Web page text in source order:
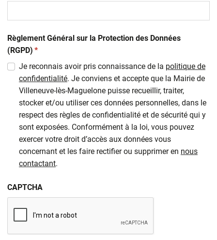
Règlement Général sur la Protection des Données
(RGPD) (obligatoire)
*
Je reconnais avoir pris connaissance de la politique de
confidentialité. Je conviens et accepte que la Mairie de
Villeneuve-lès-Maguelone puisse recueillir, traiter,
stocker et/ou utiliser ces données personnelles, dans le
respect des règles de confidentialité et de sécurité qui y
sont exposées. Conformément à la loi, vous pouvez
exercer votre droit d’accès aux données vous
concernant et les faire rectifier ou supprimer en nous
contactant.
CAPTCHA